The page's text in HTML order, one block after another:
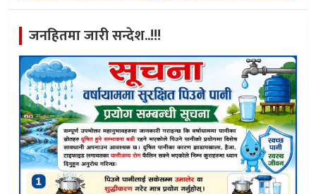
जनहितमा जारी सन्देश..!!!